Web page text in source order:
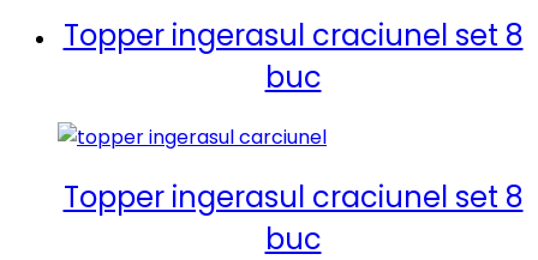
Topper ingerasul craciunel set 8
buc
Topper ingerasul craciunel set 8
buc